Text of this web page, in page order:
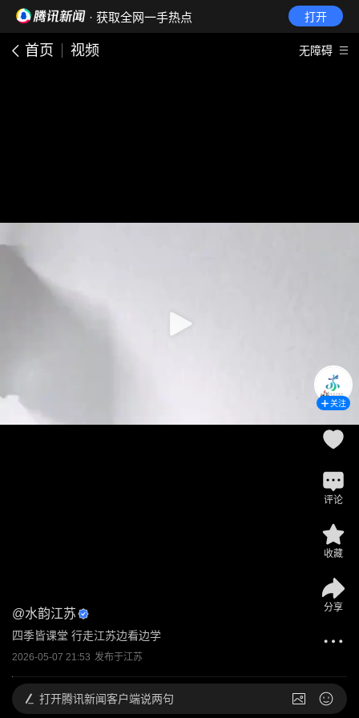
· 获取全网一手热点 打开
首页 视频 无障碍
@水韵江苏
四季皆课堂 行走江苏边看边学
2026-05-07 21:53 发布于江苏
关注
评论
收藏
分享
打开腾讯新闻客户端说两句